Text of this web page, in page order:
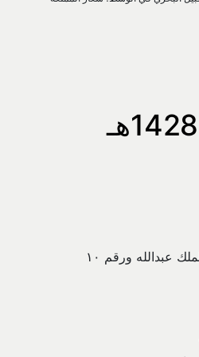
10 ريال – 1428هـ
عبدالله ورقم ١٠